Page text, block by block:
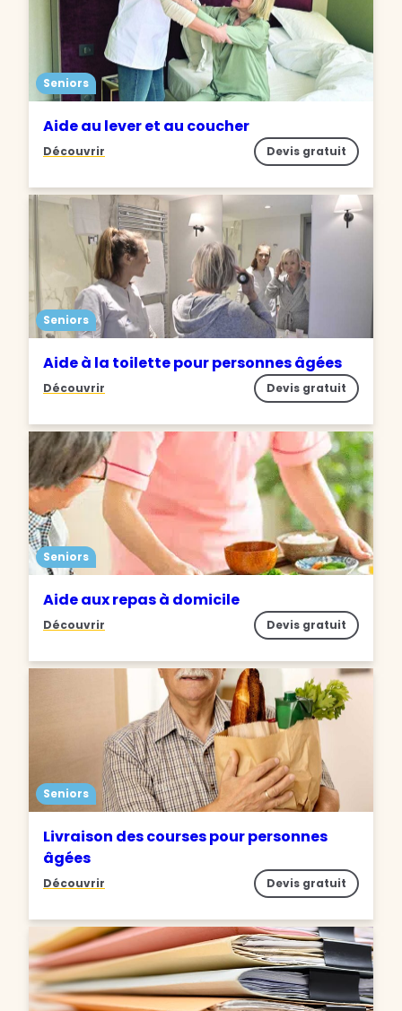
Seniors
Aide au lever et au coucher
Découvrir Devis gratuit
Seniors
Aide à la toilette pour personnes âgées
Découvrir Devis gratuit
Seniors
Aide aux repas à domicile
Découvrir Devis gratuit
Seniors
Livraison des courses pour personnes
âgées
Découvrir Devis gratuit